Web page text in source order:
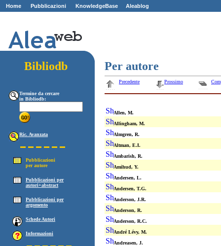
Home Pubblicazioni KnowledgeBase Aleablog
Bibliodb Per autore
Termine da cercare
in Bibliodb:
Ric. Avanzata
Pubblicazioni
per autore
Pubblicazioni per
autori+abstract
Pubblicazioni per
argomento
Schede Autori
Informazioni
Precedente Prossimo
Allen, M.
Allingham, M.
Almgren, R.
Altman, E.I.
Ambarish, R.
Amihud, Y.
Andersen, L.
Andersen, T.G.
Anderson, J.R.
Anderson, R.
Anderson, R.C.
André Lévy, M.
Andreasen, J.